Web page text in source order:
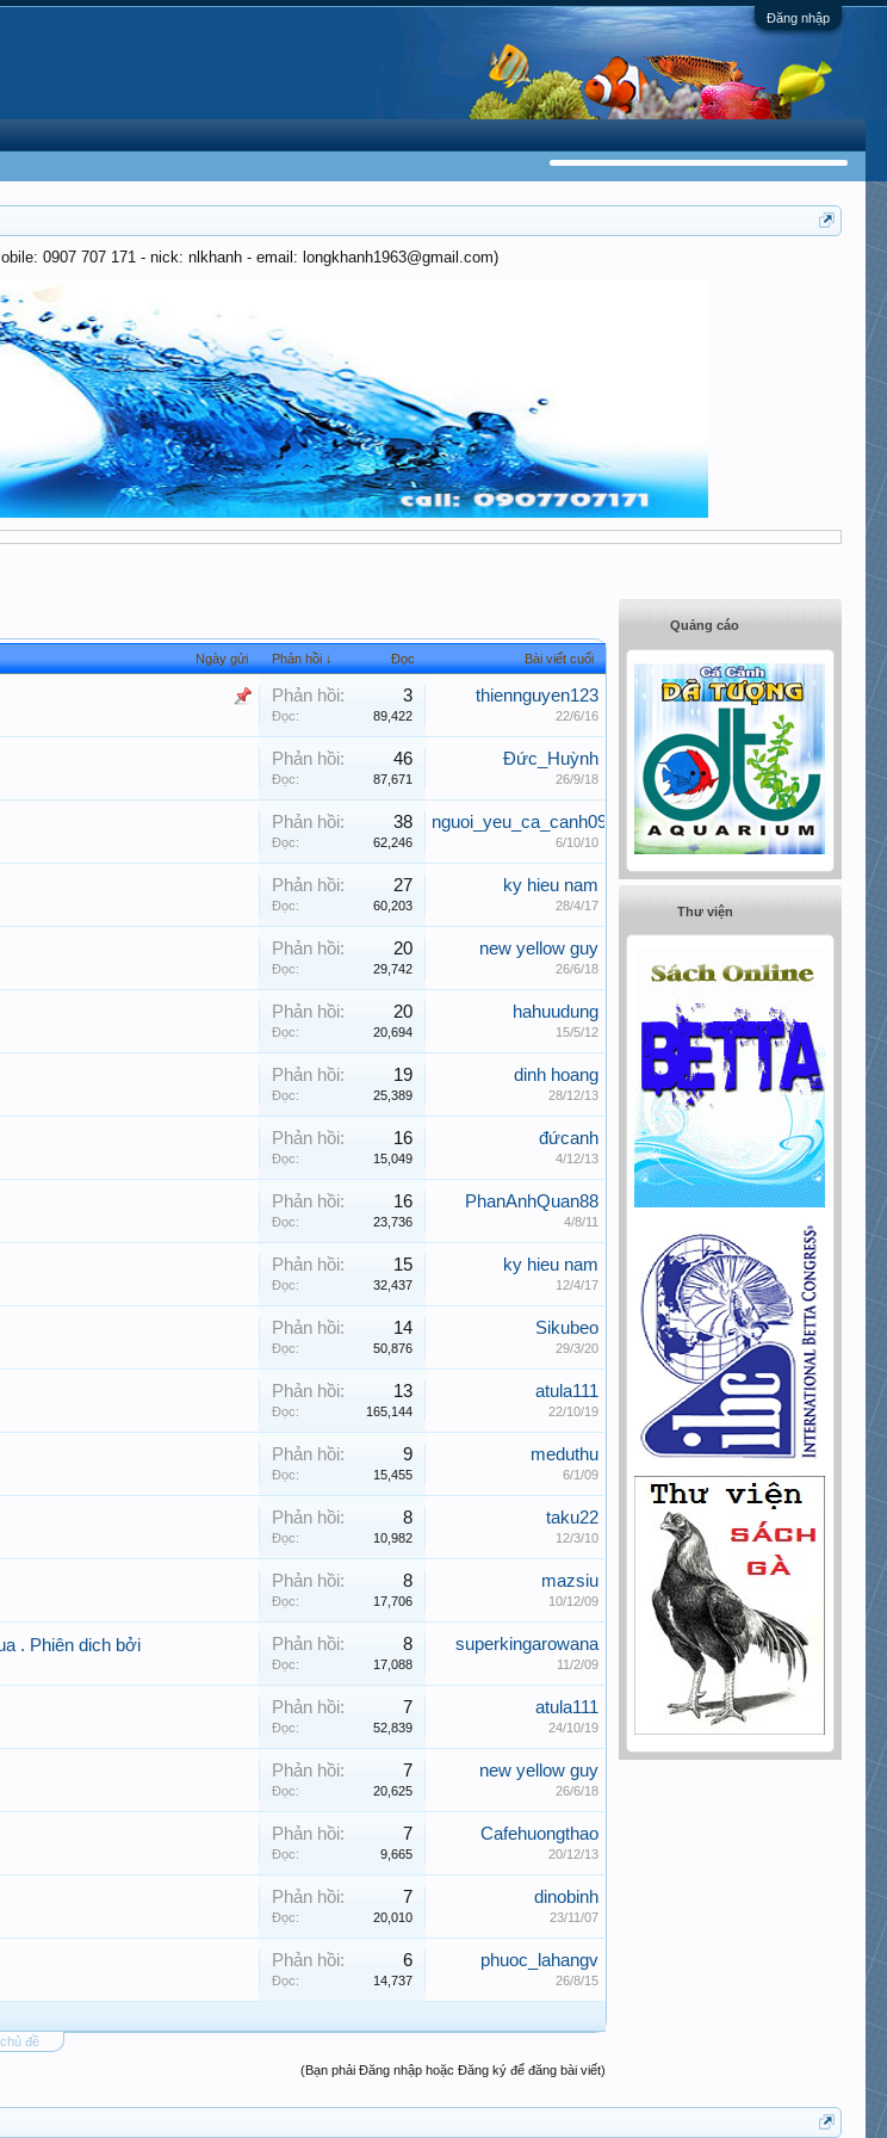
Đăng nhập
0907 707 171 - nick: nlkhanh - email: longkhanh1963@gmail.com)
Ngày gửi Phản hồi ↓ Đọc Bài viết cuối
Phản hồi: 3
Đọc: 89,422
thiennguyen123
22/6/16
Phản hồi: 46
Đọc: 87,671
Đức_Huỳnh
26/9/18
Phản hồi: 38
Đọc: 62,246
nguoi_yeu_ca_canh09
6/10/10
Phản hồi: 27
Đọc: 60,203
ky hieu nam
28/4/17
Phản hồi: 20
Đọc: 29,742
new yellow guy
26/6/18
Phản hồi: 20
Đọc: 20,694
hahuudung
15/5/12
Phản hồi: 19
Đọc: 25,389
dinh hoang
28/12/13
Phản hồi: 16
Đọc: 15,049
đứcanh
4/12/13
Phản hồi: 16
Đọc: 23,736
PhanAnhQuan88
4/8/11
Phản hồi: 15
Đọc: 32,437
ky hieu nam
12/4/17
Phản hồi: 14
Đọc: 50,876
Sikubeo
29/3/20
Phản hồi: 13
Đọc: 165,144
atula111
22/10/19
Phản hồi: 9
Đọc: 15,455
meduthu
6/1/09
Phản hồi: 8
Đọc: 10,982
taku22
12/3/10
Phản hồi: 8
Đọc: 17,706
mazsiu
10/12/09
. Phiên dich bởi Phản hồi: 8
Đọc: 17,088
superkingarowana
11/2/09
Phản hồi: 7
Đọc: 52,839
atula111
24/10/19
Phản hồi: 7
Đọc: 20,625
new yellow guy
26/6/18
Phản hồi: 7
Đọc: 9,665
Cafehuongthao
20/12/13
Phản hồi: 7
Đọc: 20,010
dinobinh
23/11/07
Phản hồi: 6
Đọc: 14,737
phuoc_lahangv
26/8/15
đề
(Bạn phải Đăng nhập hoặc Đăng ký để đăng bài viết)
Quảng cáo
Thư viện